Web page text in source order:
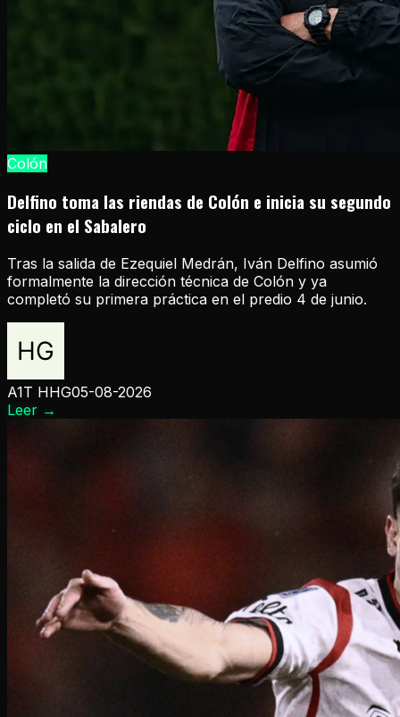
Colón
Delfino toma las riendas de Colón e inicia su segundo
ciclo en el Sabalero
Tras la salida de Ezequiel Medrán, Iván Delfino asumió
formalmente la dirección técnica de Colón y ya
completó su primera práctica en el predio 4 de junio.
A1T HHG05-08-2026
Leer →